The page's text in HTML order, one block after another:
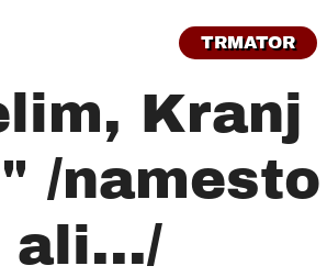
TRMATOR
Kranj
/namesto
ali.../